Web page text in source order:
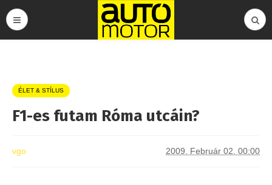
ÉLET & STÍLUS
F1-es futam Róma utcáin?
vgo 2009. Február 02. 00:00